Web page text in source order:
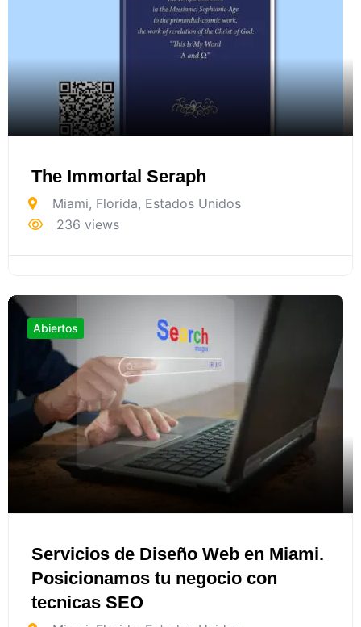
The Immortal Seraph
Miami, Florida, Estados Unidos
236 views
Abiertos
Servicios de Diseño Web en Miami.
Posicionamos tu negocio con
tecnicas SEO